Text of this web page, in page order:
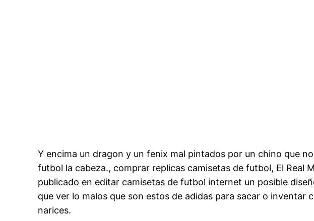
Y encima un dragon y un fenix mal pintados por un chino que
futbol la cabeza., comprar replicas camisetas de futbol, El Real
publicado en editar camisetas de futbol internet un posible
que ver lo malos que son estos de adidas para sacar o inventar
narices.